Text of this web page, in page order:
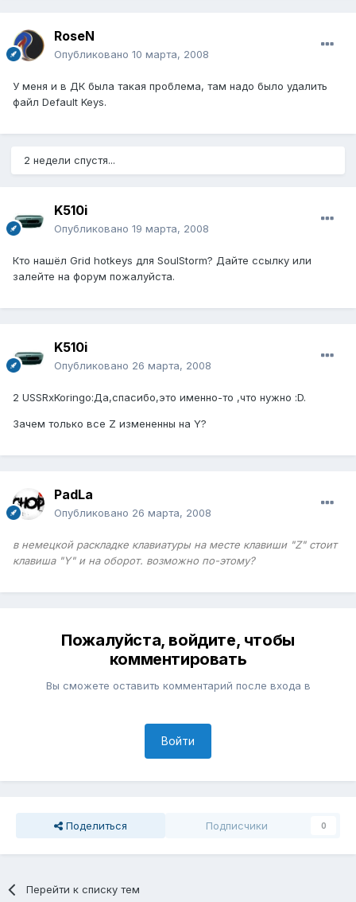
RoseN
Опубликовано 10 марта, 2008
У меня и в ДК была такая проблема, там надо было удалить
файл Default Keys.
2 недели спустя...
K510i
Опубликовано 19 марта, 2008
Кто нашёл Grid hotkeys для SoulStorm? Дайте ссылку или
залейте на форум пожалуйста.
K510i
Опубликовано 26 марта, 2008
2 USSRxKoringo:Да,спасибо,это именно-то ,что нужно :D.
Зачем только все Z измененны на Y?
PadLa
Опубликовано 26 марта, 2008
в немецкой раскладке клавиатуры на месте клавиши "Z" стоит
клавиша "Y" и на оборот. возможно по-этому?
Пожалуйста, войдите, чтобы
комментировать
Вы сможете оставить комментарий после входа в
Войти
Поделиться Подписчики 0
Перейти к списку тем